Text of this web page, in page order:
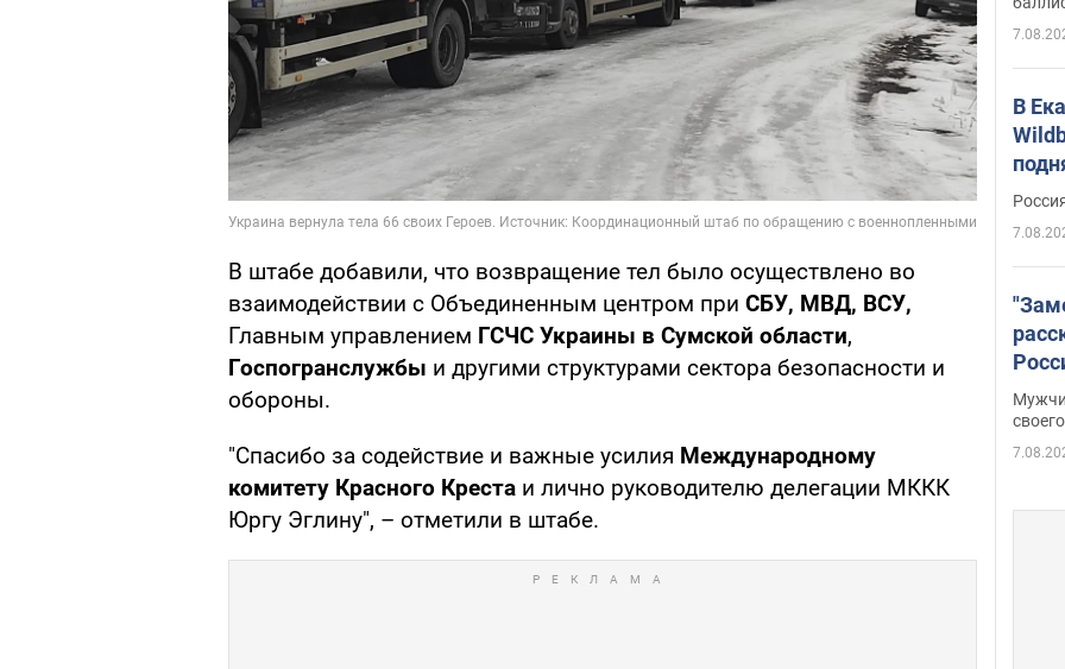
В штабе добавили, что возвращение тел было осуществлено во
взаимодействии с Объединенным центром при СБУ, МВД, ВСУ,
Главным управлением ГСЧС Украины в Сумской области,
Госпогранслужбы и другими структурами сектора безопасности и
обороны.
"Спасибо за содействие и важные усилия Международному
комитету Красного Креста и лично руководителю делегации МККК
Юргу Эглину", – отметили в штабе.
В
Фото